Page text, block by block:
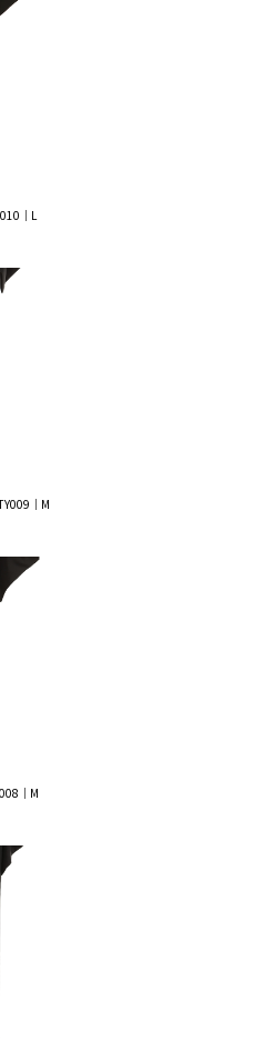
｜L
｜M
｜M